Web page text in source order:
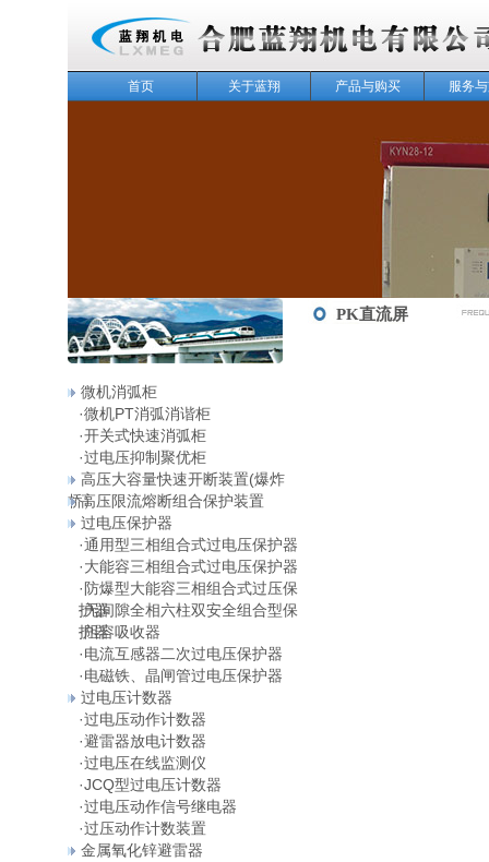
首页 关于蓝翔 产品与购买 服务
微机消弧柜
·微机PT消弧消谐柜
·开关式快速消弧柜
·过电压抑制聚优柜
高压大容量快速开断装置(爆炸
桥）高压限流熔断组合保护装置
过电压保护器
·通用型三相组合式过电压保护器
·大能容三相组合式过电压保护器
· 防爆型大能容三相组合式过压保
护器
·无间隙全相六柱双安全组合型保
护器
·阻容吸收器
·电流互感器二次过电压保护器
·电磁铁、晶闸管过电压保护器
过电压计数器
·过电压动作计数器
·避雷器放电计数器
·过电压在线监测仪
·JCQ型过电压计数器
·过电压动作信号继电器
·过压动作计数装置
金属氧化锌避雷器
PK直流屏